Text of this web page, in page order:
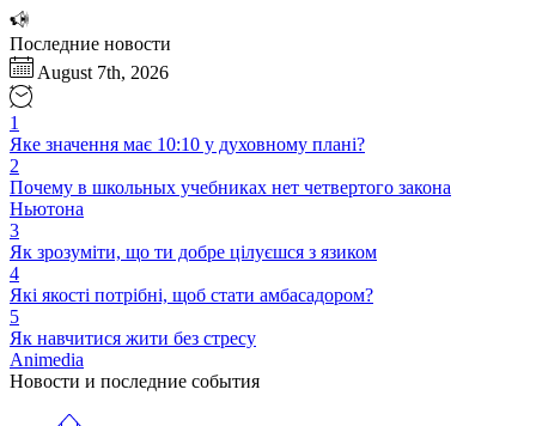
Перейти
к
содержимому
Последние новости
August 7th, 2026
1
Яке значення має 10:10 у духовному плані?
2
Почему в школьных учебниках нет четвертого закона
Ньютона
3
Як зрозуміти, що ти добре цілуєшся з язиком
4
Які якості потрібні, щоб стати амбасадором?
5
Як навчитися жити без стресу
Animedia
Новости и последние события